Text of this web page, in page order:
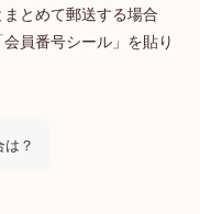
とめて郵送する場合
員番号シール」を貼り
？